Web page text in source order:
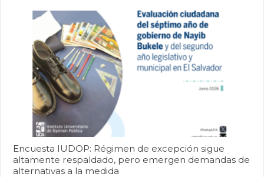
Encuesta IUDOP: Régimen de excepción sigue
altamente respaldado, pero emergen demandas de
alternativas a la medida